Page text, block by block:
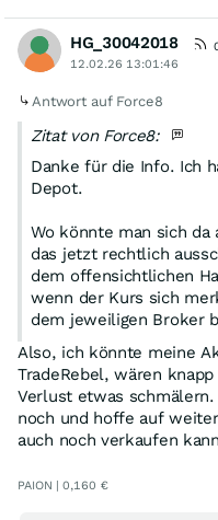
HG_30042018
12.02.26 13:01:46
Antwort auf Force8
Zitat von Force8:
Danke für die Info. Ich
Depot.
Wo könnte man sich
das jetzt rechtlich
dem offensichtlichen
wenn der Kurs sich
dem jeweiligen Broker
Also, ich könnte meine
TradeRebel, wären
Verlust etwas
noch und hoffe auf
auch noch verkaufen
PAION | 0,160 €